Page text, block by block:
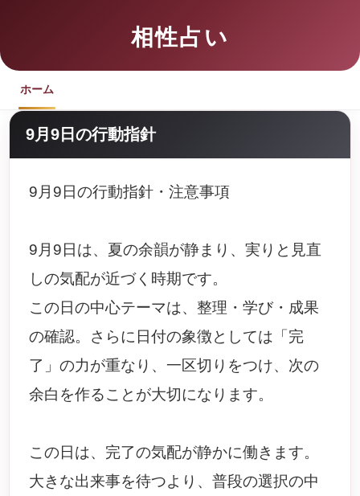
相性占い
ホーム
9月9日の行動指針
9月9日の行動指針・注意事項
9月9日は、夏の余韻が静まり、実りと見直
しの気配が近づく時期です。
この日の中心テーマは、整理・学び・成果
の確認。さらに日付の象徴としては「完
了」の力が重なり、一区切りをつけ、次の
余白を作ることが大切になります。
この日は、完了の気配が静かに働きます。
大きな出来事を待つより、普段の選択の中